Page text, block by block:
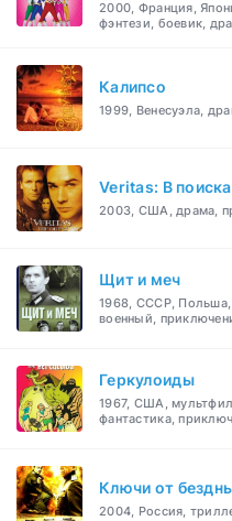
2000, Франция,
фэнтези, боевик,
Калипсо
1999, Венесуэла,
Veritas: В
2003, США, драма,
Щит и меч
1968, СССР, Польша,
военный,
Геркулоиды
1967, США,
фантастика,
Ключи от
2004, Россия,